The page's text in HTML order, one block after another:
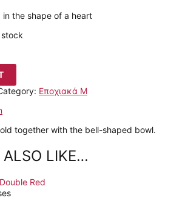
in the shape of a heart
Εποχιακά Μ
together with the bell-shaped bowl.
LIKE…